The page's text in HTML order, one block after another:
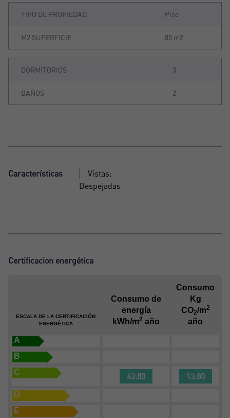
TIPO DE PROPIEDAD Piso
M2 SUPERFICIE 85 m2
DORMITORIOS 3
BAÑOS 2
Características
Vistas:
Despejadas
Certificacion energética
ESCALA DE LA CERTIFICACIÓN
ENERGÉTICA
Consumo de
energía
kWh/m2 año
Consumo
Kg
CO2/m2
año
A
B
C
43.80 13.80
D
E